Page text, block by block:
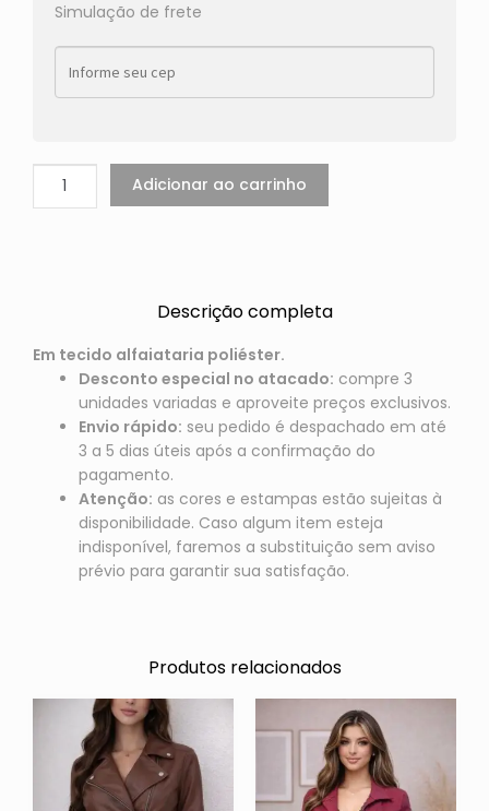
Simulação de frete
Adicionar ao carrinho
Descrição completa
Em tecido alfaiataria poliéster.
Desconto especial no atacado: compre 3
unidades variadas e aproveite preços exclusivos.
Envio rápido: seu pedido é despachado em até
3 a 5 dias úteis após a confirmação do
pagamento.
Atenção: as cores e estampas estão sujeitas à
disponibilidade. Caso algum item esteja
indisponível, faremos a substituição sem aviso
prévio para garantir sua satisfação.
Produtos relacionados